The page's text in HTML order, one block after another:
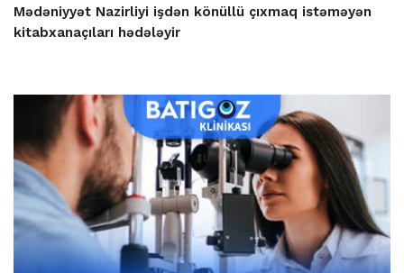
Mədəniyyət Nazirliyi işdən könüllü çıxmaq istəməyən
kitabxanaçıları hədələyir